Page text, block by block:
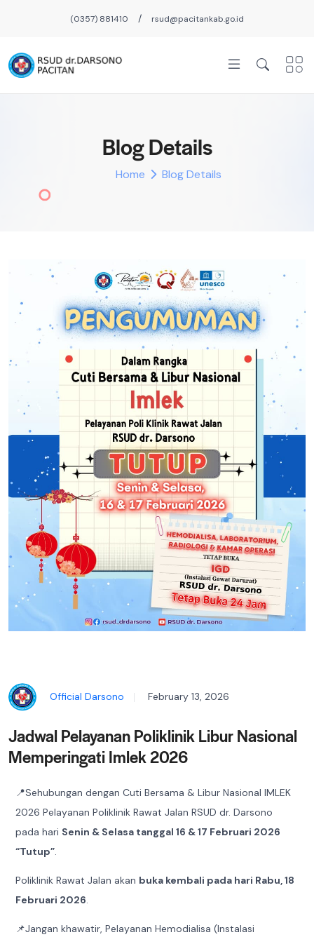
(0357) 881410 / rsud@pacitankab.go.id
Blog Details
Home Blog Details
Official Darsono February 13, 2026
Jadwal Pelayanan Poliklinik Libur Nasional
Memperingati Imlek 2026
📍Sehubungan dengan Cuti Bersama & Libur Nasional IMLEK
2026 Pelayanan Poliklinik Rawat Jalan RSUD dr. Darsono
pada hari Senin & Selasa tanggal 16 & 17 Februari 2026
“Tutup”.
Poliklinik Rawat Jalan akan buka kembali pada hari Rabu, 18
Februari 2026.
📌Jangan khawatir, Pelayanan Hemodialisa (Instalasi